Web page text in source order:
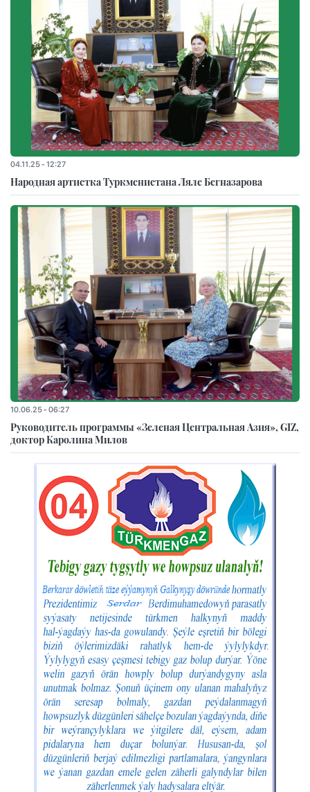
04.11.25 - 12:27
Народная артистка Туркменистана Ляле Бегназарова
10.06.25 - 06:27
Руководитель программы «Зеленая Центральная Азия», GIZ,
доктор Каролина Милов